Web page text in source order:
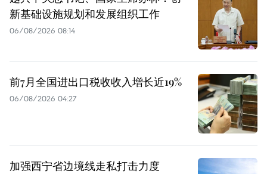
新基础设施规划和发展组织工作
06/08/2026 08:14
前7月全国进出口税收收入增长近19%
06/08/2026 04:27
加强西宁省边境线走私打击力度